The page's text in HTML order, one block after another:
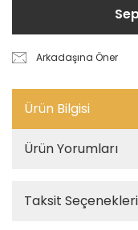
Arkadaşına Öner
Ürün Bilgisi
Ürün Yorumları
Taksit Seçenekleri